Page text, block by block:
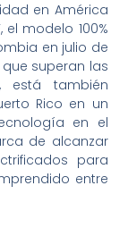
en América
el modelo 100%
en julio de
superan las
está también
Rico en un
en el
de alcanzar
para
entre